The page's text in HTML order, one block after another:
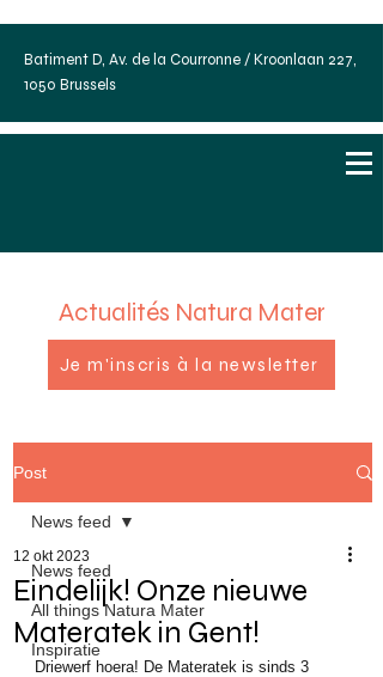
Batiment D, Av. de la Courronne / Kroonlaan 227,
1050 Brussels
Actualités Natura Mater
Je m'inscris à la newsletter
Post
News feed
All things Natura Mater
Inspiratie
News feed
Eindelijk! Onze nieuwe
Materatek in Gent!
12 okt 2023
Driewerf hoera! De Materatek is sinds 3